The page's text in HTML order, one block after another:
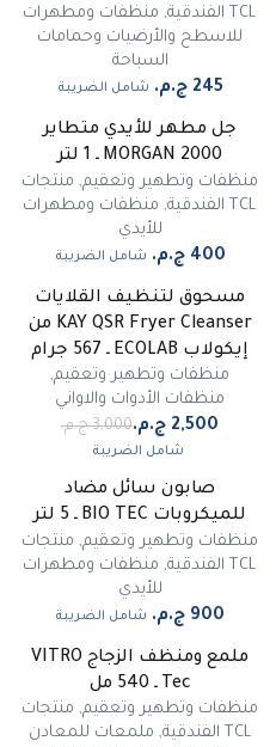
TCL الفندقية
, منظفات ومطهرات
للاسطح والأرضيات وحمامات
السباحة
شامل الضريبة
جل مطهر للأيدي متطاير
MORGAN 2000 ـ 1 لتر
منظفات وتطهير وتعقيم, منتجات
TCL الفندقية
, منظفات ومطهرات
للأيدي
شامل الضريبة
مسحوق لتنظيف القلايات
KAY QSR Fryer Cleanser من
إيكولاب ECOLAB ـ 567 جرام
منظفات وتطهير وتعقيم,
منظفات الأدوات والاواني
شامل الضريبة
صابون سائل مضاد
للميكروبات BIO TEC ـ 5 لتر
منظفات وتطهير وتعقيم, منتجات
TCL الفندقية
, منظفات ومطهرات
للأيدي
شامل الضريبة
ملمع ومنظف الزجاج VITRO
Tec ـ 540 مل
منظفات وتطهير وتعقيم, منتجات
TCL الفندقية
, ملمعات للمعادن